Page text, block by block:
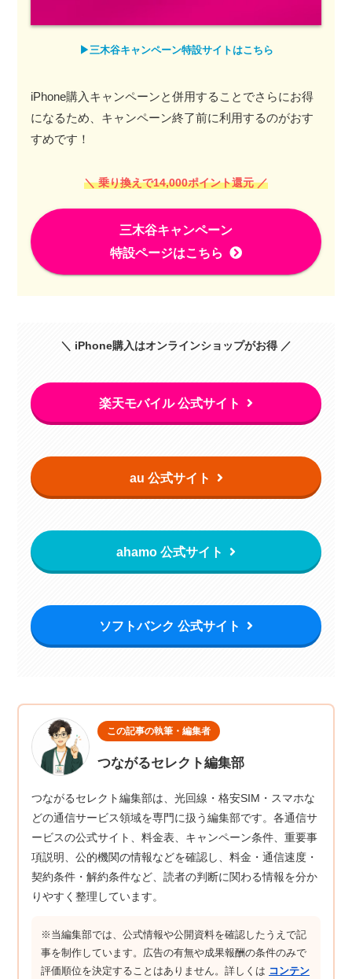
▶︎三木谷キャンペーン特設サイトはこちら
iPhone購入キャンペーンと併用することでさらにお得
になるため、キャンペーン終了前に利用するのがおす
すめです！
＼ 乗り換えで14,000ポイント還元 ／
三木谷キャンペーン
特設ページはこちら
＼ iPhone購入はオンラインショップがお得 ／
楽天モバイル 公式サイト
au 公式サイト
ahamo 公式サイト
ソフトバンク 公式サイト
この記事の執筆・編集者
つながるセレクト編集部
つながるセレクト編集部は、光回線・格安SIM・スマホな
どの通信サービス領域を専門に扱う編集部です。各通信サ
ービスの公式サイト、料金表、キャンペーン条件、重要事
項説明、公的機関の情報などを確認し、料金・通信速度・
契約条件・解約条件など、読者の判断に関わる情報を分か
りやすく整理しています。
※当編集部では、公式情報や公開資料を確認したうえで記
事を制作しています。広告の有無や成果報酬の条件のみで
評価順位を決定することはありません。詳しくは コンテン